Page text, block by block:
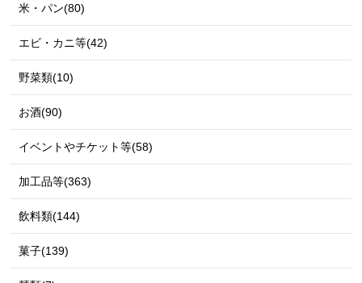
米・パン(80)
エビ・カニ等(42)
野菜類(10)
お酒(90)
イベントやチケット等(58)
加工品等(363)
飲料類(144)
菓子(139)